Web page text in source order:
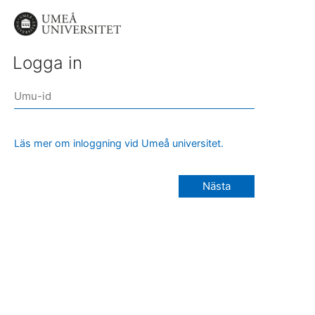
Logga in
Läs mer om inloggning vid Umeå universitet.
Nästa